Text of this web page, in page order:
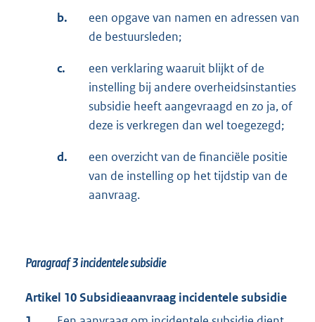
b.
een opgave van namen en adressen van
de bestuursleden;
c.
een verklaring waaruit blijkt of de
instelling bij andere overheidsinstanties
subsidie heeft aangevraagd en zo ja, of
deze is verkregen dan wel toegezegd;
d.
een overzicht van de financiële positie
van de instelling op het tijdstip van de
aanvraag.
Paragraaf 3incidentele subsidie
Artikel 10 Subsidieaanvraag incidentele subsidie